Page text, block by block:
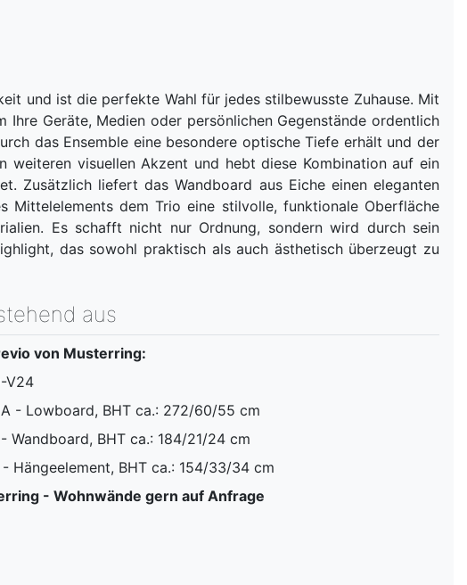
und ist die perfekte Wahl für jedes stilbewusste Zuhause. Mit
Geräte, Medien oder persönlichen Gegenstände ordentlich
das Ensemble eine besondere optische Tiefe erhält und der
weiteren visuellen Akzent und hebt diese Kombination auf ein
Zusätzlich liefert das Wandboard aus Eiche einen eleganten
dem Trio eine stilvolle, funktionale Oberfläche
Es schafft nicht nur Ordnung, sondern wird durch sein
das sowohl praktisch als auch ästhetisch überzeugt zu
aus
von Musterring:
V24
- Lowboard, BHT ca.: 272/60/55 cm
Wandboard, BHT ca.: 184/21/24 cm
Hängeelement, BHT ca.: 154/33/34 cm
- Wohnwände gern auf Anfrage